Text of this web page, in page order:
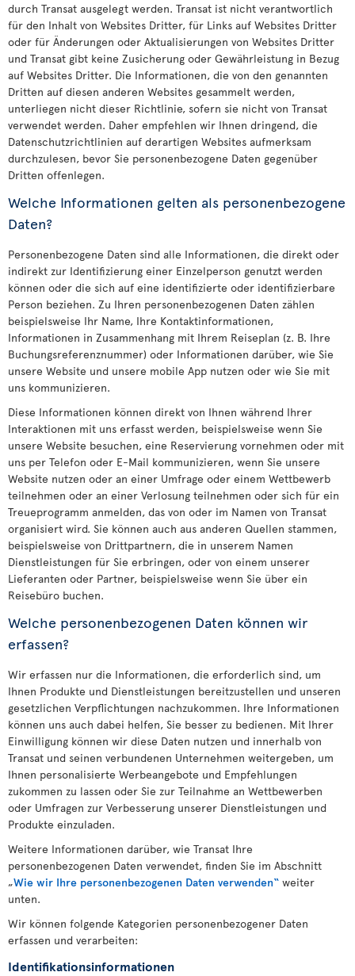
durch Transat ausgelegt werden. Transat ist nicht verantwortlich
für den Inhalt von Websites Dritter, für Links auf Websites Dritter
oder für Änderungen oder Aktualisierungen von Websites Dritter
und Transat gibt keine Zusicherung oder Gewährleistung in Bezug
auf Websites Dritter. Die Informationen, die von den genannten
Dritten auf diesen anderen Websites gesammelt werden,
unterliegen nicht dieser Richtlinie, sofern sie nicht von Transat
verwendet werden. Daher empfehlen wir Ihnen dringend, die
Datenschutzrichtlinien auf derartigen Websites aufmerksam
durchzulesen, bevor Sie personenbezogene Daten gegenüber
Dritten offenlegen.
Welche Informationen gelten als personenbezogene
Daten?
Personenbezogene Daten sind alle Informationen, die direkt oder
indirekt zur Identifizierung einer Einzelperson genutzt werden
können oder die sich auf eine identifizierte oder identifizierbare
Person beziehen. Zu Ihren personenbezogenen Daten zählen
beispielsweise Ihr Name, Ihre Kontaktinformationen,
Informationen in Zusammenhang mit Ihrem Reiseplan (z. B. Ihre
Buchungsreferenznummer) oder Informationen darüber, wie Sie
unsere Website und unsere mobile App nutzen oder wie Sie mit
uns kommunizieren.
Diese Informationen können direkt von Ihnen während Ihrer
Interaktionen mit uns erfasst werden, beispielsweise wenn Sie
unsere Website besuchen, eine Reservierung vornehmen oder mit
uns per Telefon oder E-Mail kommunizieren, wenn Sie unsere
Website nutzen oder an einer Umfrage oder einem Wettbewerb
teilnehmen oder an einer Verlosung teilnehmen oder sich für ein
Treueprogramm anmelden, das von oder im Namen von Transat
organisiert wird. Sie können auch aus anderen Quellen stammen,
beispielsweise von Drittpartnern, die in unserem Namen
Dienstleistungen für Sie erbringen, oder von einem unserer
Lieferanten oder Partner, beispielsweise wenn Sie über ein
Reisebüro buchen.
Welche personenbezogenen Daten können wir
erfassen?
Wir erfassen nur die Informationen, die erforderlich sind, um
Ihnen Produkte und Dienstleistungen bereitzustellen und unseren
gesetzlichen Verpflichtungen nachzukommen. Ihre Informationen
können uns auch dabei helfen, Sie besser zu bedienen. Mit Ihrer
Einwilligung können wir diese Daten nutzen und innerhalb von
Transat und seinen verbundenen Unternehmen weitergeben, um
Ihnen personalisierte Werbeangebote und Empfehlungen
zukommen zu lassen oder Sie zur Teilnahme an Wettbewerben
oder Umfragen zur Verbesserung unserer Dienstleistungen und
Produkte einzuladen.
Weitere Informationen darüber, wie Transat Ihre
personenbezogenen Daten verwendet, finden Sie im Abschnitt
„Wie wir Ihre personenbezogenen Daten verwenden“ weiter
unten.
Wir können folgende Kategorien personenbezogener Daten
erfassen und verarbeiten:
Identifikationsinformationen